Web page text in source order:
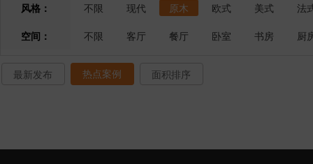
风格：
不限 现代 原木 欧式 美式
法
空间：
不限 客厅 餐厅 卧室 书房 厨
最新发布 热点案例 面积排序